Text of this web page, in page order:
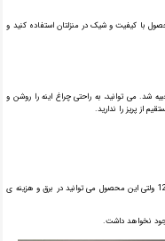
با کیفیت و شیک در منزلتان استفاده کنید و
شد. می توانید، به راحتی چراغ اینه را روشن و
از پریز را ندارید.
مصرف نور این اینه به اندازه ی یک لامپ کم مصرف است. با مصرف 12 ولتی این محصول می توانید در برق و هزینه ی
وجود نخواهد داشت.